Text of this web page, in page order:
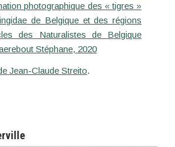
photographique des « tigres »
de Belgique et des régions
des Naturalistes de Belgique
Stéphane, 2020
Jean-Claude Streito.